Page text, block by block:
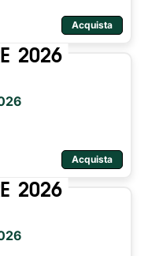
Acquista
2026
Acquista
2026